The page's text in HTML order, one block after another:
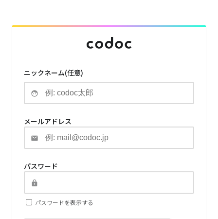
ニックネーム(任意)
メールアドレス
パスワード
パスワードを表示する